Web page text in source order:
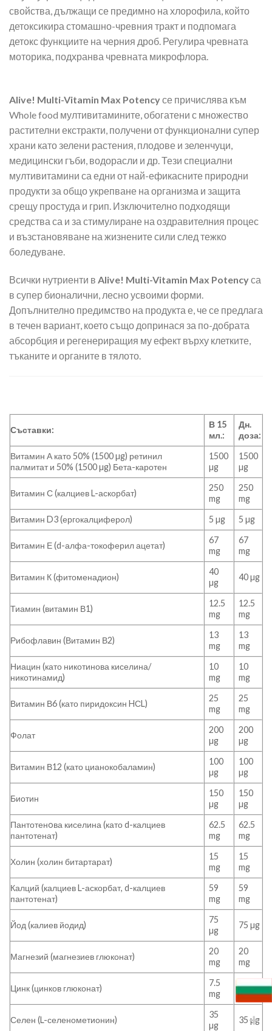
свойства, дължащи се предимно на хлорофила, който
детоксикира стомашно-чревния тракт и подпомага
детокс функциите на черния дроб. Регулира чревната
моторика, подхранва чревната микрофлора.
Alive! Multi-Vitamin Max Potencyсе причислява към
Whole food мултивитамините, обогатени с множество
растителни екстракти, получени от функционални супер
храни като зелени растения, плодове и зеленчуци,
медицински гъби, водорасли и др. Тези специални
мултивитамини са едни от най-ефикасните природни
продукти за общо укрепване на организма и защита
срещу простуда и грип. Изключително подходящи
средства са и за стимулиране на оздравителния процес
и възстановяване на жизнените сили след тежко
боледуване.
Всички нутриенти в Alive! Multi-Vitamin Max Potencyса
в супер бионалични, лесно усвоими форми.
Допълнително предимство на продукта е, че се предлага
в течен вариант, което също допринася за по-добрата
абсорбция и регенериращия му ефект върху клетките,
тъканите и органите в тялото.
Съставки:
В 15
мл.:
Дн.
доза:
Витамин А като 50% (1500 µg) ретинил
палмитат и 50% (1500 µg) Бета-каротен
1500
µg
1500
µg
Витамин С (калциев L-аскорбат)
250
mg
250
mg
Витамин D3 (ергокалциферол)
5 µg 5 µg
Витамин Е (d-алфа-токоферил ацетат)
67
mg
67
mg
Витамин К (фитоменадион)
40
µg
40 µg
Тиамин (витамин В1)
12.5
mg
12.5
mg
Рибофлавин (Витамин В2)
13
mg
13
mg
Ниацин (като никотинова киселина/
никотинамид)
10
mg
10
mg
Витамин В6 (като пиридоксин HСL)
25
mg
25
mg
Фолат
200
µg
200
µg
Витамин В12 (като цианокобаламин)
100
µg
100
µg
Биотин
150
µg
150
µg
Пантотенoва киселина (като d-калциев
пантотенат)
62.5
mg
62.5
mg
Холин (холин битартарат)
15
mg
15
mg
Калций (калциев L-аскорбат, d-калциев
пантотенат)
59
mg
59
mg
Йод (калиев йодид)
75
µg
75 µg
Магнезий (магнезиев глюконат)
20
mg
20
mg
Цинк (цинков глюконат)
7.5
mg
7.5
mg
Селен (L-селенометионин)
35
µg
35 µg